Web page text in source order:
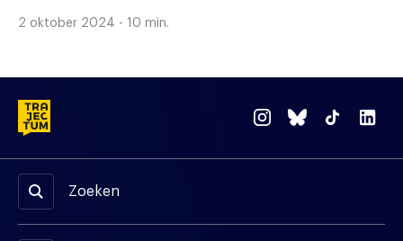
2 oktober 2024 - 10 min.
Zoeken